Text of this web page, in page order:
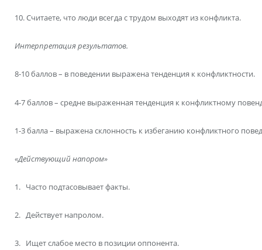
10. Считаете, что люди всегда с трудом выходят из конфликта.
Интерпретация результатов.
8-10 баллов – в поведении выражена тенденция к конфликтности.
4-7 баллов – средне выраженная тенденция к конфликтному
1-3 балла – выражена склонность к избеганию конфликтного
«Действующий напором»
1. Часто подтасовывает факты.
2. Действует напролом.
3. Ищет слабое место в позиции оппонента.